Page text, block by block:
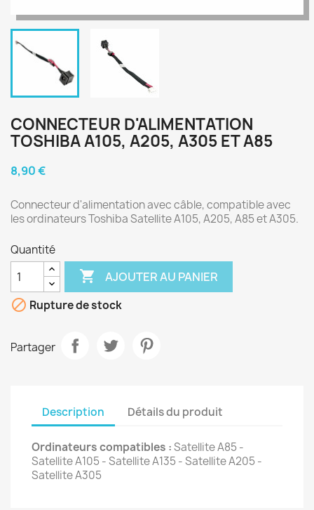
CONNECTEUR D'ALIMENTATION
TOSHIBA A105, A205, A305 ET A85
8,90 €
Connecteur d'alimentation avec câble, compatible avec
les ordinateurs Toshiba Satellite A105, A205, A85 et A305.
Quantité
 AJOUTER AU PANIER
 Rupture de stock
Partager
Description Détails du produit
Ordinateurs compatibles :Satellite A85 -
Satellite A105 - Satellite A135 - Satellite A205 -
Satellite A305